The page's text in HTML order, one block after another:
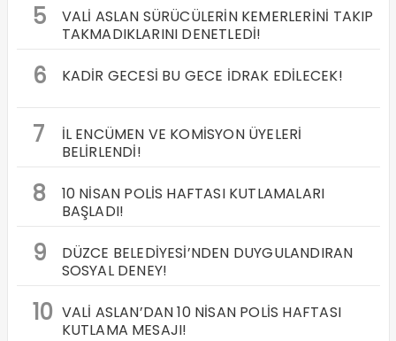
5
VALİ ASLAN SÜRÜCÜLERİN KEMERLERİNİ TAKIP
TAKMADIKLARINI DENETLEDİ!
6 KADİR GECESİ BU GECE İDRAK EDİLECEK!
7
İL ENCÜMEN VE KOMİSYON ÜYELERİ
BELİRLENDİ!
8
10 NİSAN POLİS HAFTASI KUTLAMALARI
BAŞLADI!
9
DÜZCE BELEDİYESİ’NDEN DUYGULANDIRAN
SOSYAL DENEY!
10 VALİ ASLAN’DAN 10 NİSAN POLİS HAFTASI
KUTLAMA MESAJI!